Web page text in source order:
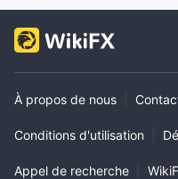
À propos de nous
Conditions d'utilisation
Appel de recherche